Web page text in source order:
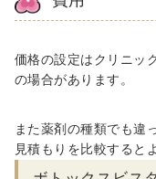
価格の設定はクリニッ
の場合があります。
また薬剤の種類でも違
見積もりを比較すると